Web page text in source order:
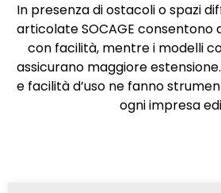
In presenza di ostacoli o spazi
articolate SOCAGE consentono
con facilità, mentre i modelli
assicurano maggiore
e facilità d’uso ne fanno
ogni impresa